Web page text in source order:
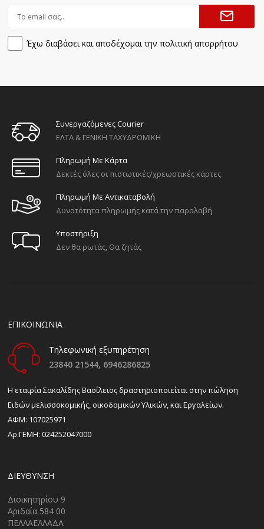
Έχω διαβάσει και αποδέχομαι την πολιτική απορρήτου
Συνεργαζόμενες Courier
ΕΛΤΑ & ΓΕΝΙΚΗ ΤΑΧΥΔΡΟΜΙΚΗ
Πληρωμή Με Κάρτα
Δεκτές όλες οι πιστωτικές/χρεωστικές κάρτες
Πληρωμή Με Αντικαταβολή
Δυνατότητα πληρωμής κατά την παραλαβή
Υποστήριξη
Δεν θα ρωτάς, Θα ζητάς
ΕΠΙΚΟΙΝΩΝΙΑ
Τηλεφωνική εξυπηρέτηση
23840 21544, 6946286825
H εταιρία Σακαλίδης Βασίλειος δραστηριοποιείται στην πώληση
Ειδών μελισσοκομικής, οικοδομικών Υλικών, και Εργαλείων.
ΑΦΜ: 107025971
Αρ.ΓΕΜΗ: 024252047000
ΔΙΕΎΘΥΝΣΗ
Διοικητηρίου 9
Αριδαία 584 00
ΠΕΛΛΑΕΛΛΑΔΑ